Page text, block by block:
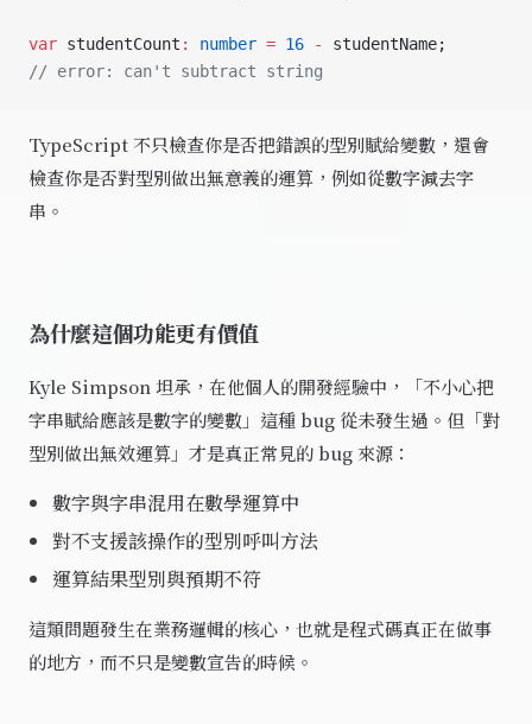
var studentCount : number = 16 -
studentName;
// error: can't subtract string
TypeScript 不只檢查你是否把錯誤的型別賦給變數，還會
檢查你是否對型別做出無意義的運算，例如從數字減去字
串。
為什麼這個功能更有價值
Kyle Simpson 坦承，在他個人的開發經驗中，「不小心把
字串賦給應該是數字的變數」這種 bug 從未發生過。但「對
型別做出無效運算」才是真正常見的 bug 來源：
數字與字串混用在數學運算中
對不支援該操作的型別呼叫方法
運算結果型別與預期不符
這類問題發生在業務邏輯的核心，也就是程式碼真正在做事
的地方，而不只是變數宣告的時候。